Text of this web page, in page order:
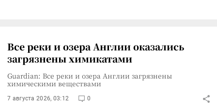
Все реки и озера Англии оказались
загрязнены химикатами
Guardian: Все реки и озера Англии загрязнены
химическими веществами
7 августа 2026, 03:12 0